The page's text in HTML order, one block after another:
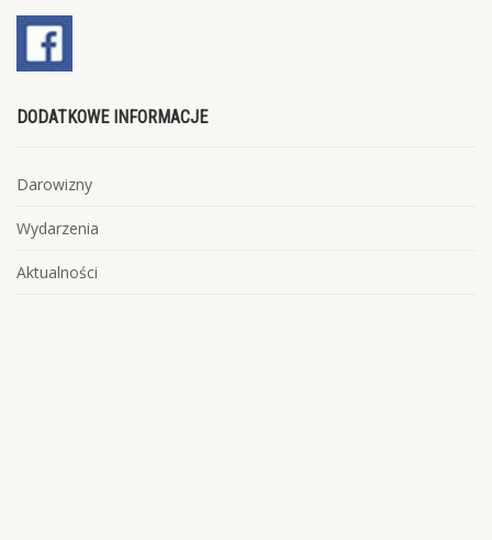
DODATKOWE INFORMACJE
Darowizny
Wydarzenia
Aktualności